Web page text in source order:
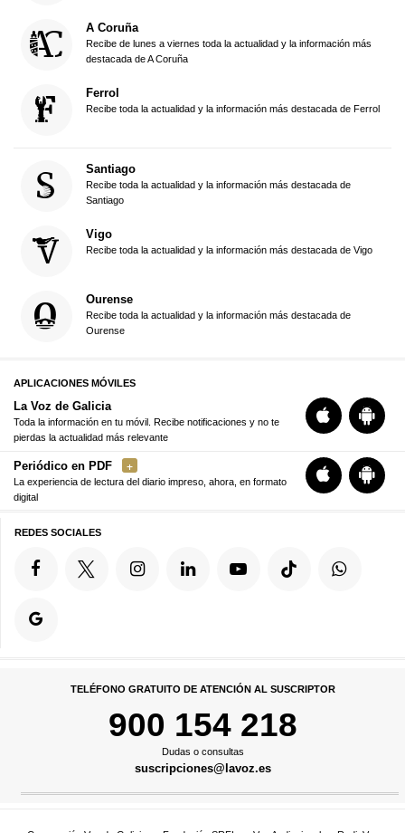
A Coruña
Recibe de lunes a viernes toda la actualidad y la información más
destacada de A Coruña
Ferrol
Recibe toda la actualidad y la información más destacada de Ferrol
Santiago
Recibe toda la actualidad y la información más destacada de
Santiago
Vigo
Recibe toda la actualidad y la información más destacada de Vigo
Ourense
Recibe toda la actualidad y la información más destacada de
Ourense
APLICACIONES MÓVILES
La Voz de Galicia
Toda la información en tu móvil. Recibe notificaciones y no te
pierdas la actualidad más relevante
Periódico en PDF
La experiencia de lectura del diario impreso, ahora, en formato
digital
REDES SOCIALES
TELÉFONO GRATUITO DE ATENCIÓN AL SUSCRIPTOR
900 154 218
Dudas o consultas
suscripciones@lavoz.es